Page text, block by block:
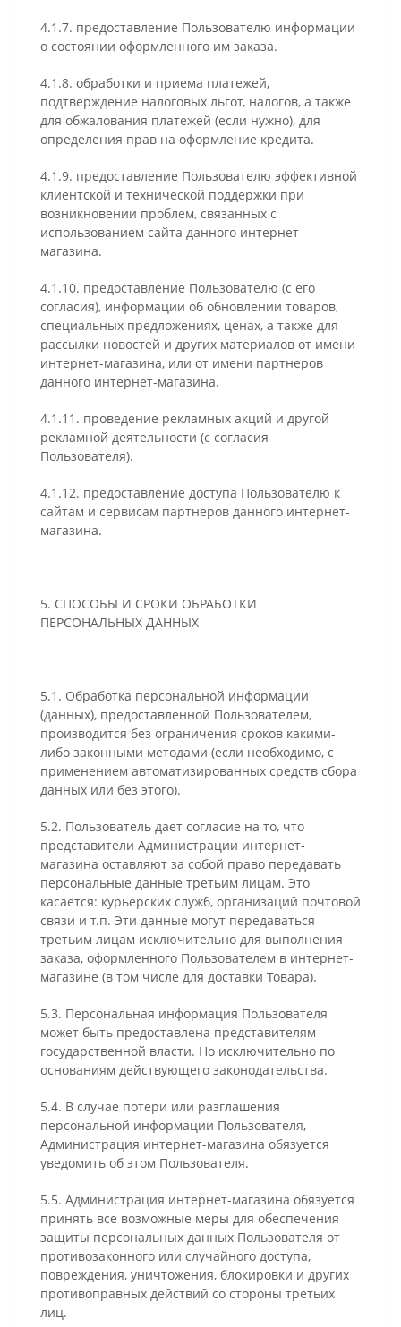
4.1.7. предоставление Пользователю информации
о состоянии оформленного им заказа.
4.1.8. обработки и приема платежей,
подтверждение налоговых льгот, налогов, а также
для обжалования платежей (если нужно), для
определения прав на оформление кредита.
4.1.9. предоставление Пользователю эффективной
клиентской и технической поддержки при
возникновении проблем, связанных с
использованием сайта данного интернет-
магазина.
4.1.10. предоставление Пользователю (с его
согласия), информации об обновлении товаров,
специальных предложениях, ценах, а также для
рассылки новостей и других материалов от имени
интернет-магазина, или от имени партнеров
данного интернет-магазина.
4.1.11. проведение рекламных акций и другой
рекламной деятельности (с согласия
Пользователя).
4.1.12. предоставление доступа Пользователю к
сайтам и сервисам партнеров данного интернет-
магазина.
5. СПОСОБЫ И СРОКИ ОБРАБОТКИ
ПЕРСОНАЛЬНЫХ ДАННЫХ
5.1. Обработка персональной информации
(данных), предоставленной Пользователем,
производится без ограничения сроков какими-
либо законными методами (если необходимо, с
применением автоматизированных средств сбора
данных или без этого).
5.2. Пользователь дает согласие на то, что
представители Администрации интернет-
магазина оставляют за собой право передавать
персональные данные третьим лицам. Это
касается: курьерских служб, организаций почтовой
связи и т.п. Эти данные могут передаваться
третьим лицам исключительно для выполнения
заказа, оформленного Пользователем в интернет-
магазине (в том числе для доставки Товара).
5.3. Персональная информация Пользователя
может быть предоставлена представителям
государственной власти. Но исключительно по
основаниям действующего законодательства.
5.4. В случае потери или разглашения
персональной информации Пользователя,
Администрация интернет-магазина обязуется
уведомить об этом Пользователя.
5.5. Администрация интернет-магазина обязуется
принять все возможные меры для обеспечения
защиты персональных данных Пользователя от
противозаконного или случайного доступа,
повреждения, уничтожения, блокировки и других
противоправных действий со стороны третьих
лиц.